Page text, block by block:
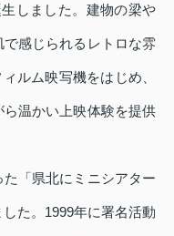
しました。建物の梁や
感じられるレトロな雰
ルム映写機をはじめ、
温かい上映体験を提供
「県北にミニシアター
た。1999年に署名活動